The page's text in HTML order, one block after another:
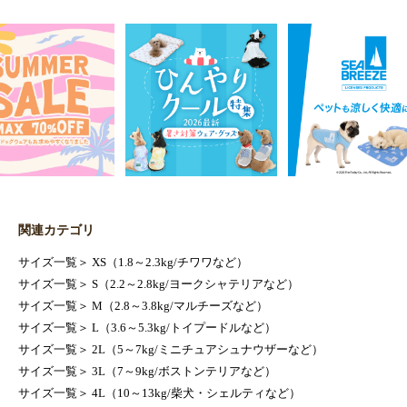
関連カテゴリ
サイズ一覧 ＞ XS（1.8～2.3kg/チワワなど）
サイズ一覧 ＞ S（2.2～2.8kg/ヨークシャテリアなど）
サイズ一覧 ＞ M（2.8～3.8kg/マルチーズなど）
サイズ一覧 ＞ L（3.6～5.3kg/トイプードルなど）
サイズ一覧 ＞ 2L（5～7kg/ミニチュアシュナウザーなど）
サイズ一覧 ＞ 3L（7～9kg/ボストンテリアなど）
サイズ一覧 ＞ 4L（10～13kg/柴犬・シェルティなど）